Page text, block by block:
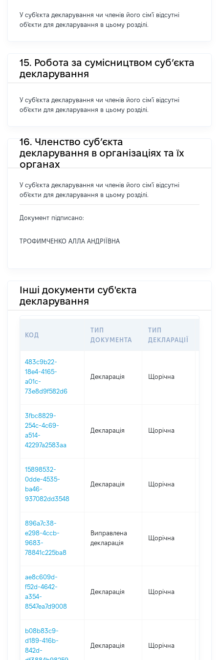
У суб'єкта декларування чи членів його сім'ї відсутні
об'єкти для декларування в цьому розділі.
15. Робота за сумісництвом суб’єкта
декларування
У суб'єкта декларування чи членів його сім'ї відсутні
об'єкти для декларування в цьому розділі.
16. Членство суб’єкта
декларування в організаціях та їх
органах
У суб'єкта декларування чи членів його сім'ї відсутні
об'єкти для декларування в цьому розділі.
Документ підписано:
ТРОФИМЧЕНКО АЛЛА АНДРІЇВНА
Інші документи суб'єкта
декларування
КОД
ТИП
ДОКУМЕНТА
ТИП
ДЕКЛАРАЦІЇ
483c9b22-
18e4-4165-
a01c-
73e8d9f582d6
Декларація Щорічна
3fbc8829-
254c-4c69-
a514-
42297a2583aa
Декларація Щорічна
15898532-
0dde-4535-
ba46-
937082dd3548
Декларація Щорічна
896a7c38-
e298-4ccb-
9683-
78841c225ba8
Виправлена
декларація
Щорічна
ae8c609d-
f52d-4642-
a354-
8547ea7d9008
Декларація Щорічна
b08b83c9-
d189-416b-
842d-
Декларація Щорічна